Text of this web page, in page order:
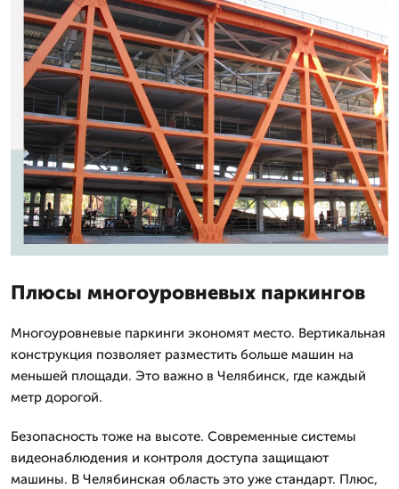
Плюсы многоуровневых паркингов
Многоуровневые паркинги экономят место. Вертикальная
конструкция позволяет разместить больше машин на
меньшей площади. Это важно в Челябинск, где каждый
метр дорогой.
Безопасность тоже на высоте. Современные системы
видеонаблюдения и контроля доступа защищают
машины. В Челябинская область это уже стандарт. Плюс,